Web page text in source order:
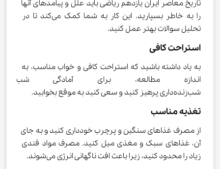
تاریخ معاصر ایران یازدهم ریاضی باید علل و پیامدهای آنها
را به خاطر بسپارید. این کار به شما کمک می‌کند تا در
تحلیل سوالات بهتر عمل کنید.
استراحت کافی
به یاد داشته باشید که استراحت کافی و خواب مناسب، به
اندازه مطالعه، برای آمادگی
شب‌زنده‌داری پرهیز کنید و سعی کنید به موقع بخوابید.
تغذیه مناسب
از مصرف غذاهای سنگین و پرچرب خودداری کنید و به جای
آن، غذاهای سبک و مغذی میل کنید. مصرف مواد قندی
زیاد را محدود کنید، زیرا باعث افت ناگهانی انرژی می‌شوند.